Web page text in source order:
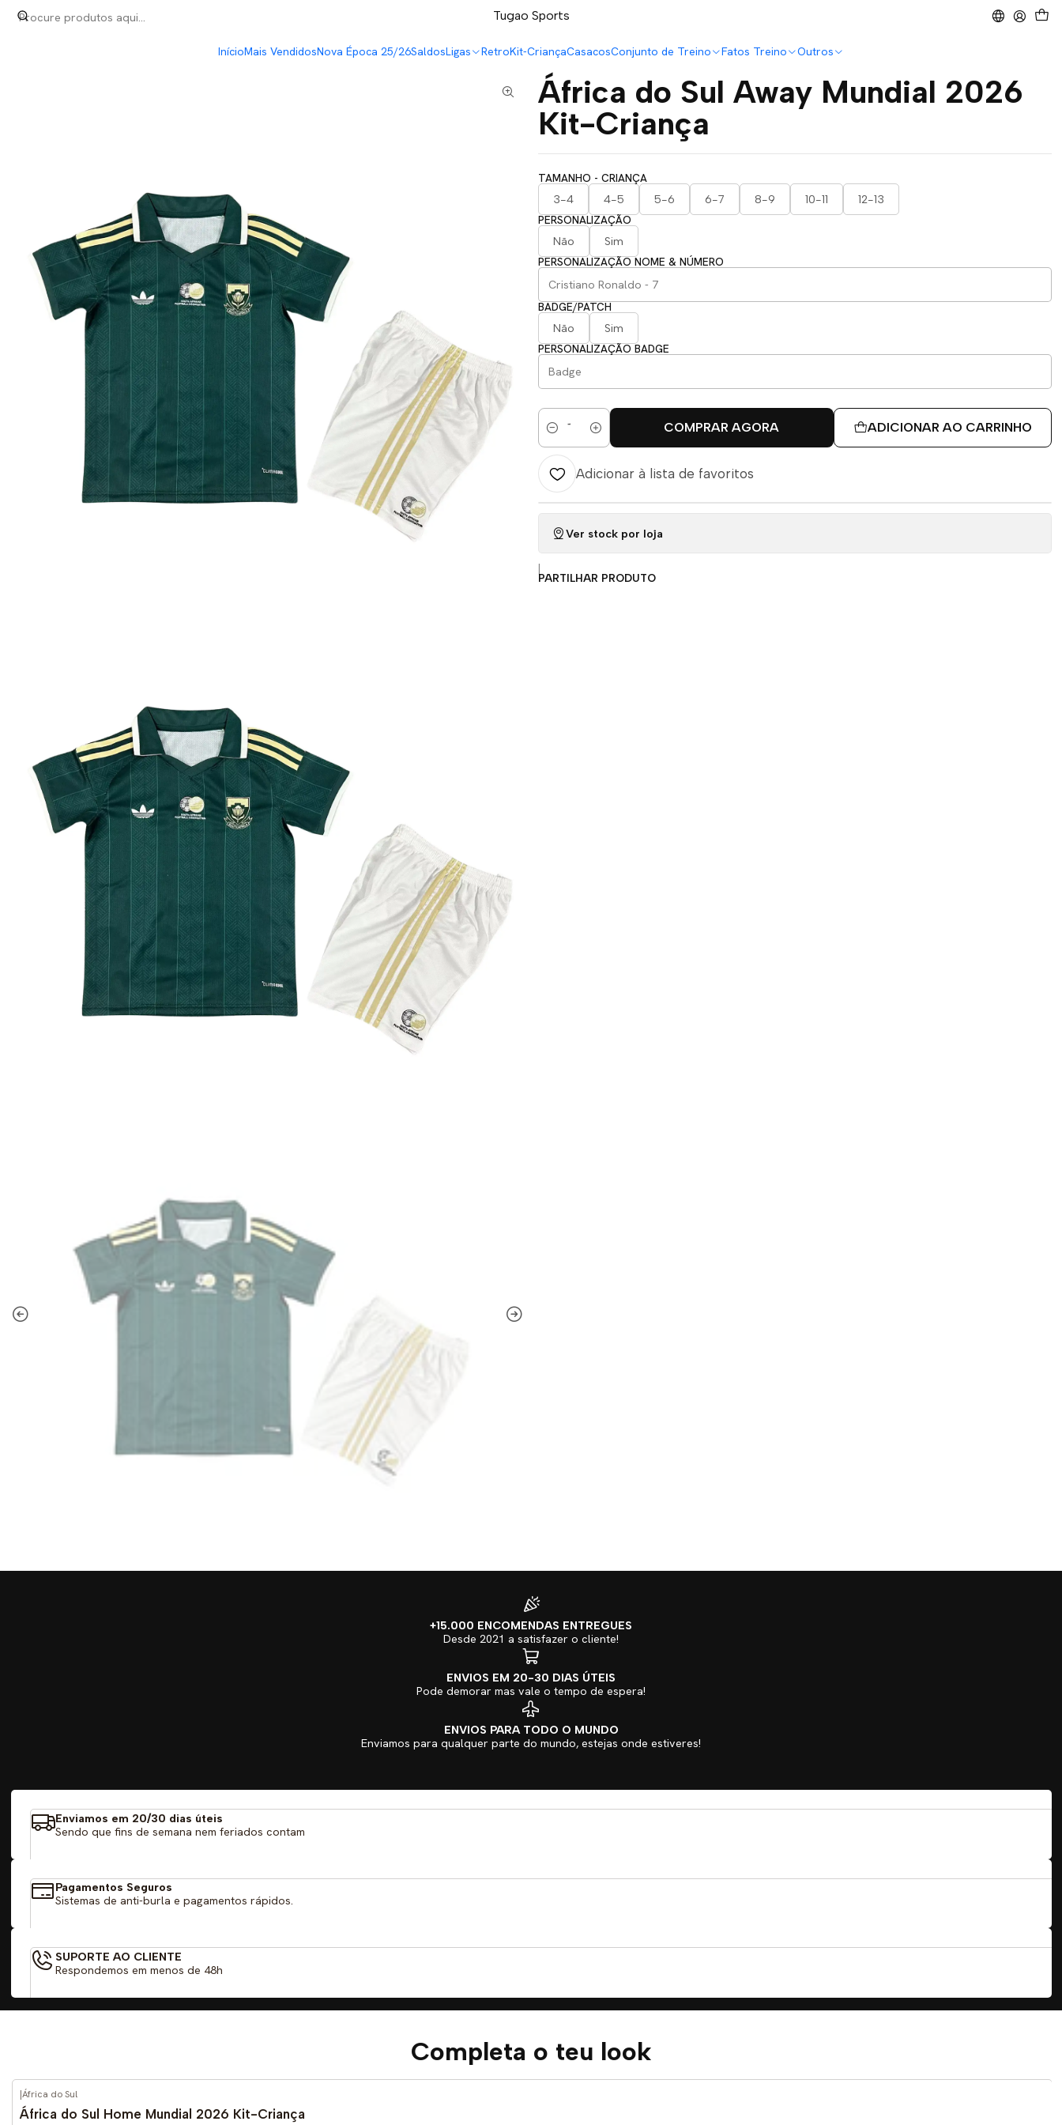
Tugao Sports
InícioMais VendidosNova Época 25/26SaldosLigas RetroKit-CriançaCasacosConjunto de Treino Fatos Treino Outros
LEVA 5 PAGA 4 NA TUGÃO
África do Sul Away Mundial 2026
Kit-Criança
TAMANHO - CRIANÇA
3-4
4-5 5-6 6-7 8-9 10-11
12-13
PERSONALIZAÇÃO
Não
Sim
PERSONALIZAÇÃO NOME & NÚMERO
BADGE/PATCH
Não
Sim
PERSONALIZAÇÃO BADGE
Quantidade
ADICIONAR AO CARRINHO
COMPRAR AGORA
Adicionar à lista de favoritos
Ver stock por loja
|
PARTILHAR PRODUTO
+15.000 ENCOMENDAS ENTREGUES
Desde 2021 a satisfazer o cliente!
ENVIOS EM 20-30 DIAS ÚTEIS
Pode demorar mas vale o tempo de espera!
ENVIOS PARA TODO O MUNDO
Enviamos para qualquer parte do mundo, estejas onde estiveres!
Enviamos em 20/30 dias úteis
Sendo que fins de semana nem feriados contam
Pagamentos Seguros
Sistemas de anti-burla e pagamentos rápidos.
SUPORTE AO CLIENTE
Respondemos em menos de 48h
Completa o teu look
-52% DESCONTO
|África do Sul
África do Sul Home Mundial 2026 Kit-Criança